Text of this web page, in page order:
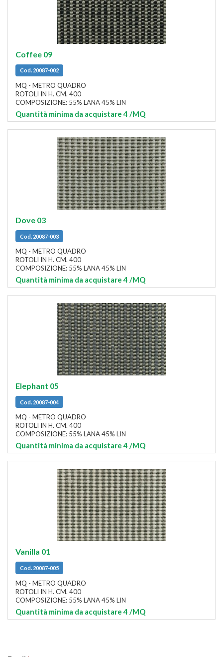
Coffee 09
Cod. 20087-002
MQ - METRO QUADRO
ROTOLI IN H. CM. 400
COMPOSIZIONE: 55% LANA 45% LIN
Quantità minima da acquistare 4 /MQ
Dove 03
Cod. 20087-003
MQ - METRO QUADRO
ROTOLI IN H. CM. 400
COMPOSIZIONE: 55% LANA 45% LIN
Quantità minima da acquistare 4 /MQ
Elephant 05
Cod. 20087-004
MQ - METRO QUADRO
ROTOLI IN H. CM. 400
COMPOSIZIONE: 55% LANA 45% LIN
Quantità minima da acquistare 4 /MQ
Vanilla 01
Cod. 20087-005
MQ - METRO QUADRO
ROTOLI IN H. CM. 400
COMPOSIZIONE: 55% LANA 45% LIN
Quantità minima da acquistare 4 /MQ